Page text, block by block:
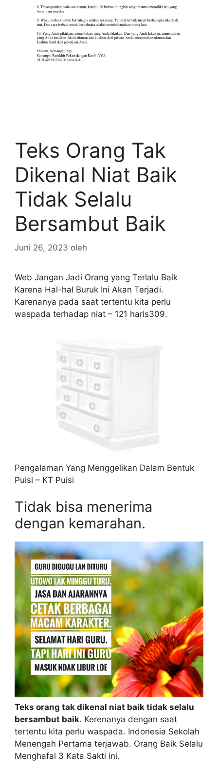
Teks Orang Tak
Dikenal Niat Baik
Tidak Selalu
Bersambut Baik
Juni 26, 2023 oleh
Web Jangan Jadi Orang yang Terlalu Baik
Karena Hal-hal Buruk Ini Akan Terjadi.
Karenanya pada saat tertentu kita perlu
waspada terhadap niat – 121 haris309.
Pengalaman Yang Menggelikan Dalam Bentuk
Puisi – KT Puisi
Tidak bisa menerima
dengan kemarahan.
Teks orang tak dikenal niat baik tidak selalu
bersambut baik. Kerenanya dengan saat
tertentu kita perlu waspada. Indonesia Sekolah
Menengah Pertama terjawab. Orang Baik Selalu
Menghafal 3 Kata Sakti ini.